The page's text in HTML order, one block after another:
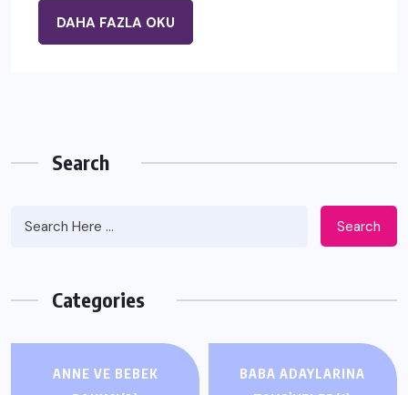
DAHA FAZLA OKU
Search
Search
Categories
ANNE VE BEBEK
BABA ADAYLARINA